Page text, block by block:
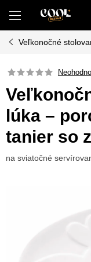
obsah
Veľkonočné
lúka –
tanier so
na sviatočné